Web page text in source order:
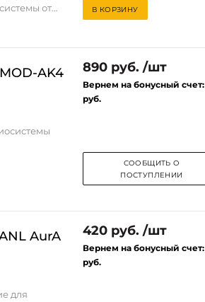
от
делает его
с высоким
и
и
надежной
1414
В КОРЗИНУ
AK4 890 руб. /шт
Вернем на бонусный счет:
руб.
СООБЩИТЬ О
ПОСТУПЛЕНИИ
AurA
для
420 руб. /шт
Вернем на бонусный счет:
руб.